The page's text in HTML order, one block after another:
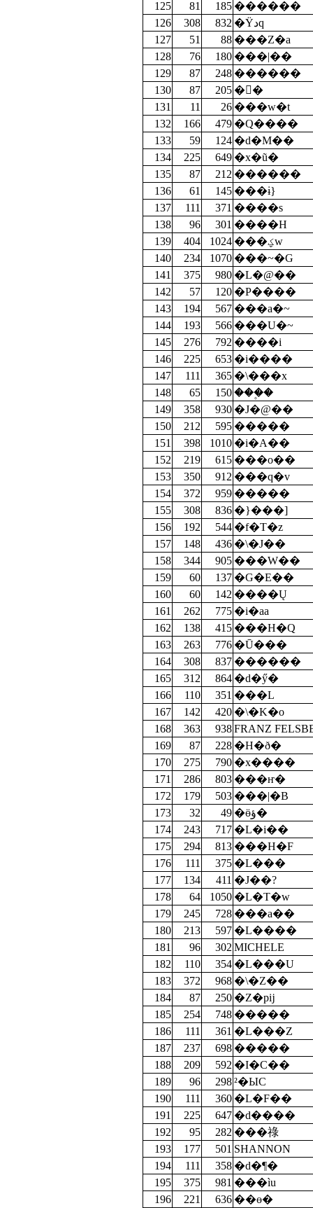
125 81 185 ������
126
308 832
�Ϋدq
127
51 88 ���Z�a
128
76 180 ���|��
129
87 248 ������
130
87 205 �򶮭�
131
11 26 ���w�t
132
166 479 �Q����
133
59 124 �d�M��
134
225 649 �x�ũ�
135
87 212 ������
136
61 145 ���ɨ}
137
111 371 ����s
138
96 301 ����H
139
404 1024
���ؼw
140
234 1070 ���~�G
141
375 980 �L�@��
142
57 120 �P����
143
194 567 ���a�~
144
193 566 ���U�~
145
276 792 ����i
146
225 653 �i����
147
111 365 �\���x
148
65 150 ���۪�
149
358 930 �J�@��
150
212 595 �����
151
398 1010 �i�A��
152
219 615 ���o��
153
350 912 ���q�v
154
372 959 �����
155
308 836 �}���]
156
192 544 �f�T�z
157
148 436 �\�J��
158
344 905 ���W��
159
60 137 �G�E��
160
60 142 ����Ų
161
262 775 �i�аa
162
138 415 ���H�Q
163
263 776 �Ū���
164
308 837 ������
165
312 864 �d�ӳ�
166
110 351 ���L
167
142 420 �\�K�o
168
363 938 FRANZ
169
87 228 �H�ð�
170
275 790 �x����
171
286 803 ���ҥ�
172
179 503 ���|�B
173
32 49
�ӫؤ�
174
243 717 �L�i��
175
294 813 ���H�F
176
111 375 �L���
177
134 411 �J��?
178
64 1050 �L�T�w
179
245 728 ���a��
180
213 597 �L����
181
96 302 MICHELE
182
110 354 �L���U
183
372 968 �\�Z��
184
87 250 �Z�pĳ
185
254 748 �����
186
111 361 �L���Z
187
237 698 �����
188
209 592 �I�C��
189
96 298 ²�ЫC
190
111 360 �L�F��
191
225 647 �d����
192
95 282 ���祿
193
177 501 SHANNON
194
111 358 �d�¶�
195
375 981 ���ìu
196
221 636 ��ө�